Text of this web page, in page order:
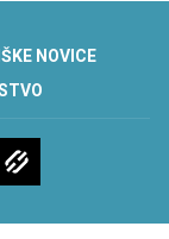
NOVICE